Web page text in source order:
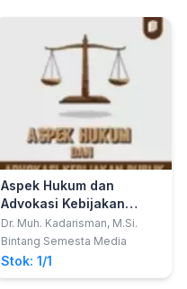
Aspek Hukum dan
Advokasi Kebijakan
Publik
Dr. Muh. Kadarisman, M.Si.
Bintang Semesta Media
Stok: 1/1